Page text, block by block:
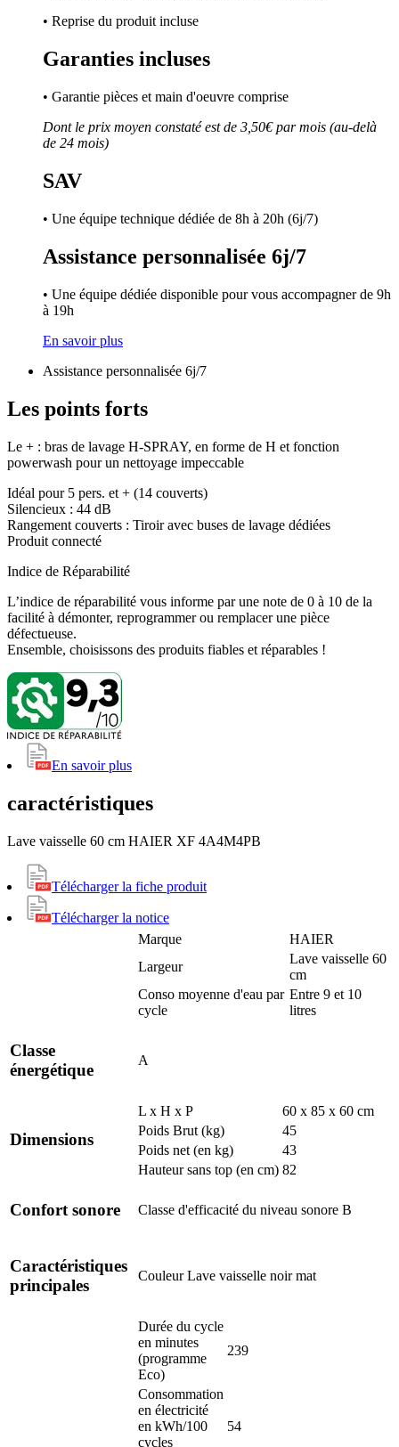
• Reprise du produit incluse
Garanties incluses
• Garantie pièces et main d'oeuvre comprise
Dont le prix moyen constaté est de 3,50€ par mois (au-delà
de 24 mois)
SAV
• Une équipe technique dédiée de 8h à 20h (6j/7)
Assistance personnalisée 6j/7
• Une équipe dédiée disponible pour vous accompagner de 9h
à 19h
En savoir plus
Assistance personnalisée 6j/7
Les points forts
Le + : bras de lavage H-SPRAY, en forme de H et fonction
powerwash pour un nettoyage impeccable
Idéal pour 5 pers. et + (14 couverts)
Silencieux : 44 dB
Rangement couverts : Tiroir avec buses de lavage dédiées
Produit connecté
Indice de Réparabilité
L’indice de réparabilité vous informe par une note de 0 à 10 de la
facilité à démonter, reprogrammer ou remplacer une pièce
défectueuse.
Ensemble, choisissons des produits fiables et réparables !
En savoir plus
caractéristiques
Lave vaisselle 60 cm HAIER XF 4A4M4PB
Télécharger la fiche produit
Télécharger la notice
Marque
HAIER
Largeur
Lave vaisselle 60
cm
Conso moyenne d'eau par
cycle
Entre 9 et 10
litres
Classe
énergétique
A
Dimensions
L x H x P
60 x 85 x 60 cm
Poids Brut (kg)
45
Poids net (en kg)
43
Hauteur sans top (en cm) 82
Confort sonore Classe d'efficacité du niveau sonore B
Caractéristiques
principales
Couleur Lave vaisselle noir mat
Durée du cycle
en minutes
(programme
Eco)
239
Consommation
en électricité
en kWh/100
cycles
54